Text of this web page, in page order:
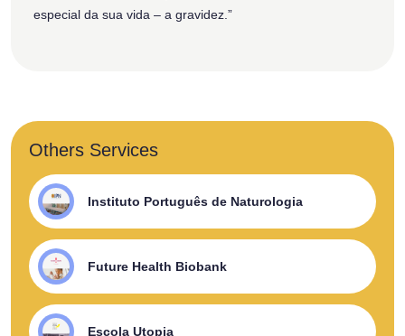
especial da sua vida – a gravidez.”
Others Services
Instituto Português de Naturologia
Future Health Biobank
Escola Utopia